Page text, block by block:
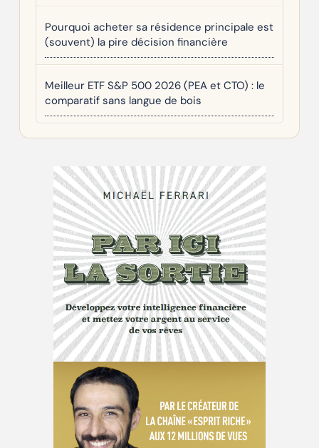
Pourquoi acheter sa résidence principale est
(souvent) la pire décision financière
Meilleur ETF S&P 500 2026 (PEA et CTO) : le
comparatif sans langue de bois